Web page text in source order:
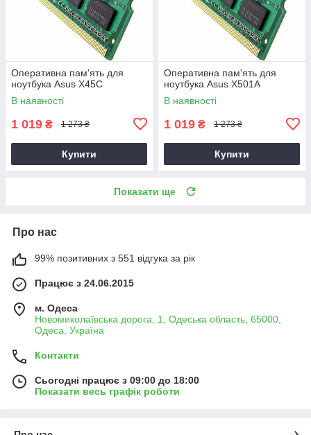
Оперативна пам'ять для
ноутбука Asus X45C
В наявності
1 019 ₴ 1 273 ₴
Купити
Оперативна пам'ять для
ноутбука Asus X501A
В наявності
1 019 ₴ 1 273 ₴
Купити
Показати ще
Про нас
99% позитивних з 551 відгука за рік
Працює з 24.06.2015
м. Одеса
Новомиколаївська дорога, 1, Одеська область, 65000,
Одеса, Україна
Контакти
Сьогодні працює з 09:00 до 18:00
Показати весь графік роботи